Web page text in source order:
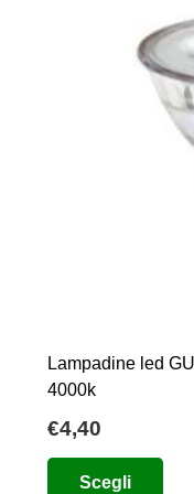
Lampadine led
4000k
€4,40
Scegli